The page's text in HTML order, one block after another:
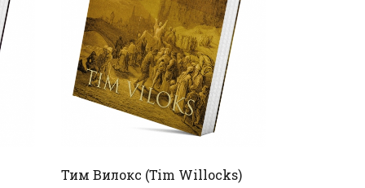
Тим Вилокс (Tim Willocks)